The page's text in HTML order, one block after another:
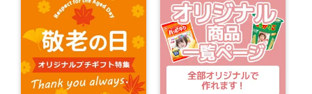
写真入り敬老の日ギフトで顔見せが叶う★☆
帰省の手土産はオリジナルのお菓子でサプライズ☆
夏に贈って喜ばれる！オリジナルギフト特集 .・゜